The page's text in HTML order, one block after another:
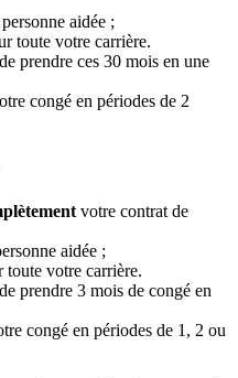
aidée ;
toute votre carrière.
prendre ces 30 mois en une
congé en périodes de 2
votre contrat de
aidée ;
toute votre carrière.
prendre 3 mois de congé en
congé en périodes de 1, 2 ou